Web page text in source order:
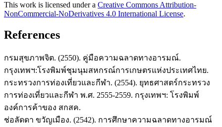
This work is licensed under a Creative Commons Attribution-
NonCommercial-NoDerivatives 4.0 International License.
References
กรมสุขภาพจิต. (2550). คู่มือความฉลาดทางอารมณ์.
กรุงเทพฯ:โรงพิมพ์ชุมนุมสหกรณ์การเกษตรแห่งประเทศไทย.
กระทรวงการท่องเที่ยวและกีฬา. (2554). ยุทธศาสตร์กระทรวง
การท่องเที่ยวและกีฬา พ.ศ. 2555-2559. กรุงเทพฯ: โรงพิมพ์
องค์การค้าของ สกสค.
ช่อลัดดา ขวัญเมือง. (2542). การศึกษาความฉลาดทางอารมณ์